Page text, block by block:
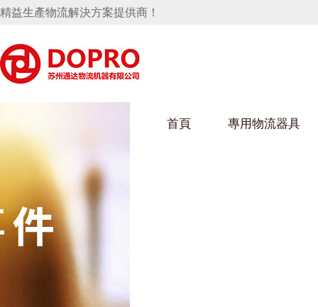
精益生產物流解決方案提供商！
首頁 專用物流器具
好色视频APP下载架
變速箱托盤
衝壓件料架
消聲器料架
手推車
隱藏式馬桶水箱支架
汽車行業
衛浴行業